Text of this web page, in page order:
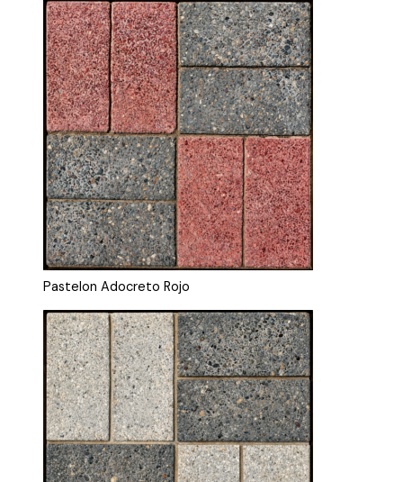
Pastelon Adocreto Rojo